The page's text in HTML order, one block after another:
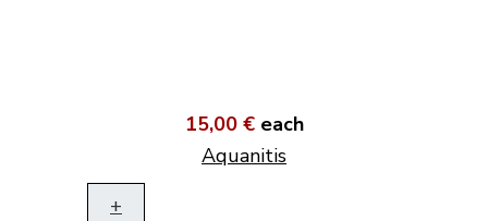
15,00 € each
Aquanitis
+